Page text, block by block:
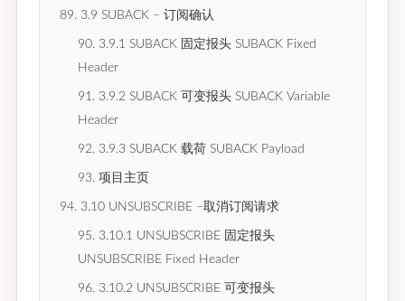
89. 3.9 SUBACK – 订阅确认
90. 3.9.1 SUBACK 固定报头 SUBACK Fixed
Header
91. 3.9.2 SUBACK 可变报头 SUBACK Variable
Header
92. 3.9.3 SUBACK 载荷 SUBACK Payload
93. 项目主页
94. 3.10 UNSUBSCRIBE –取消订阅请求
95. 3.10.1 UNSUBSCRIBE 固定报头
UNSUBSCRIBE Fixed Header
96. 3.10.2 UNSUBSCRIBE 可变报头